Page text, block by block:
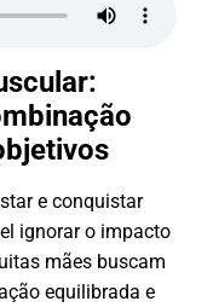
e conquistar
ignorar o impacto
mães buscam
equilibrada e